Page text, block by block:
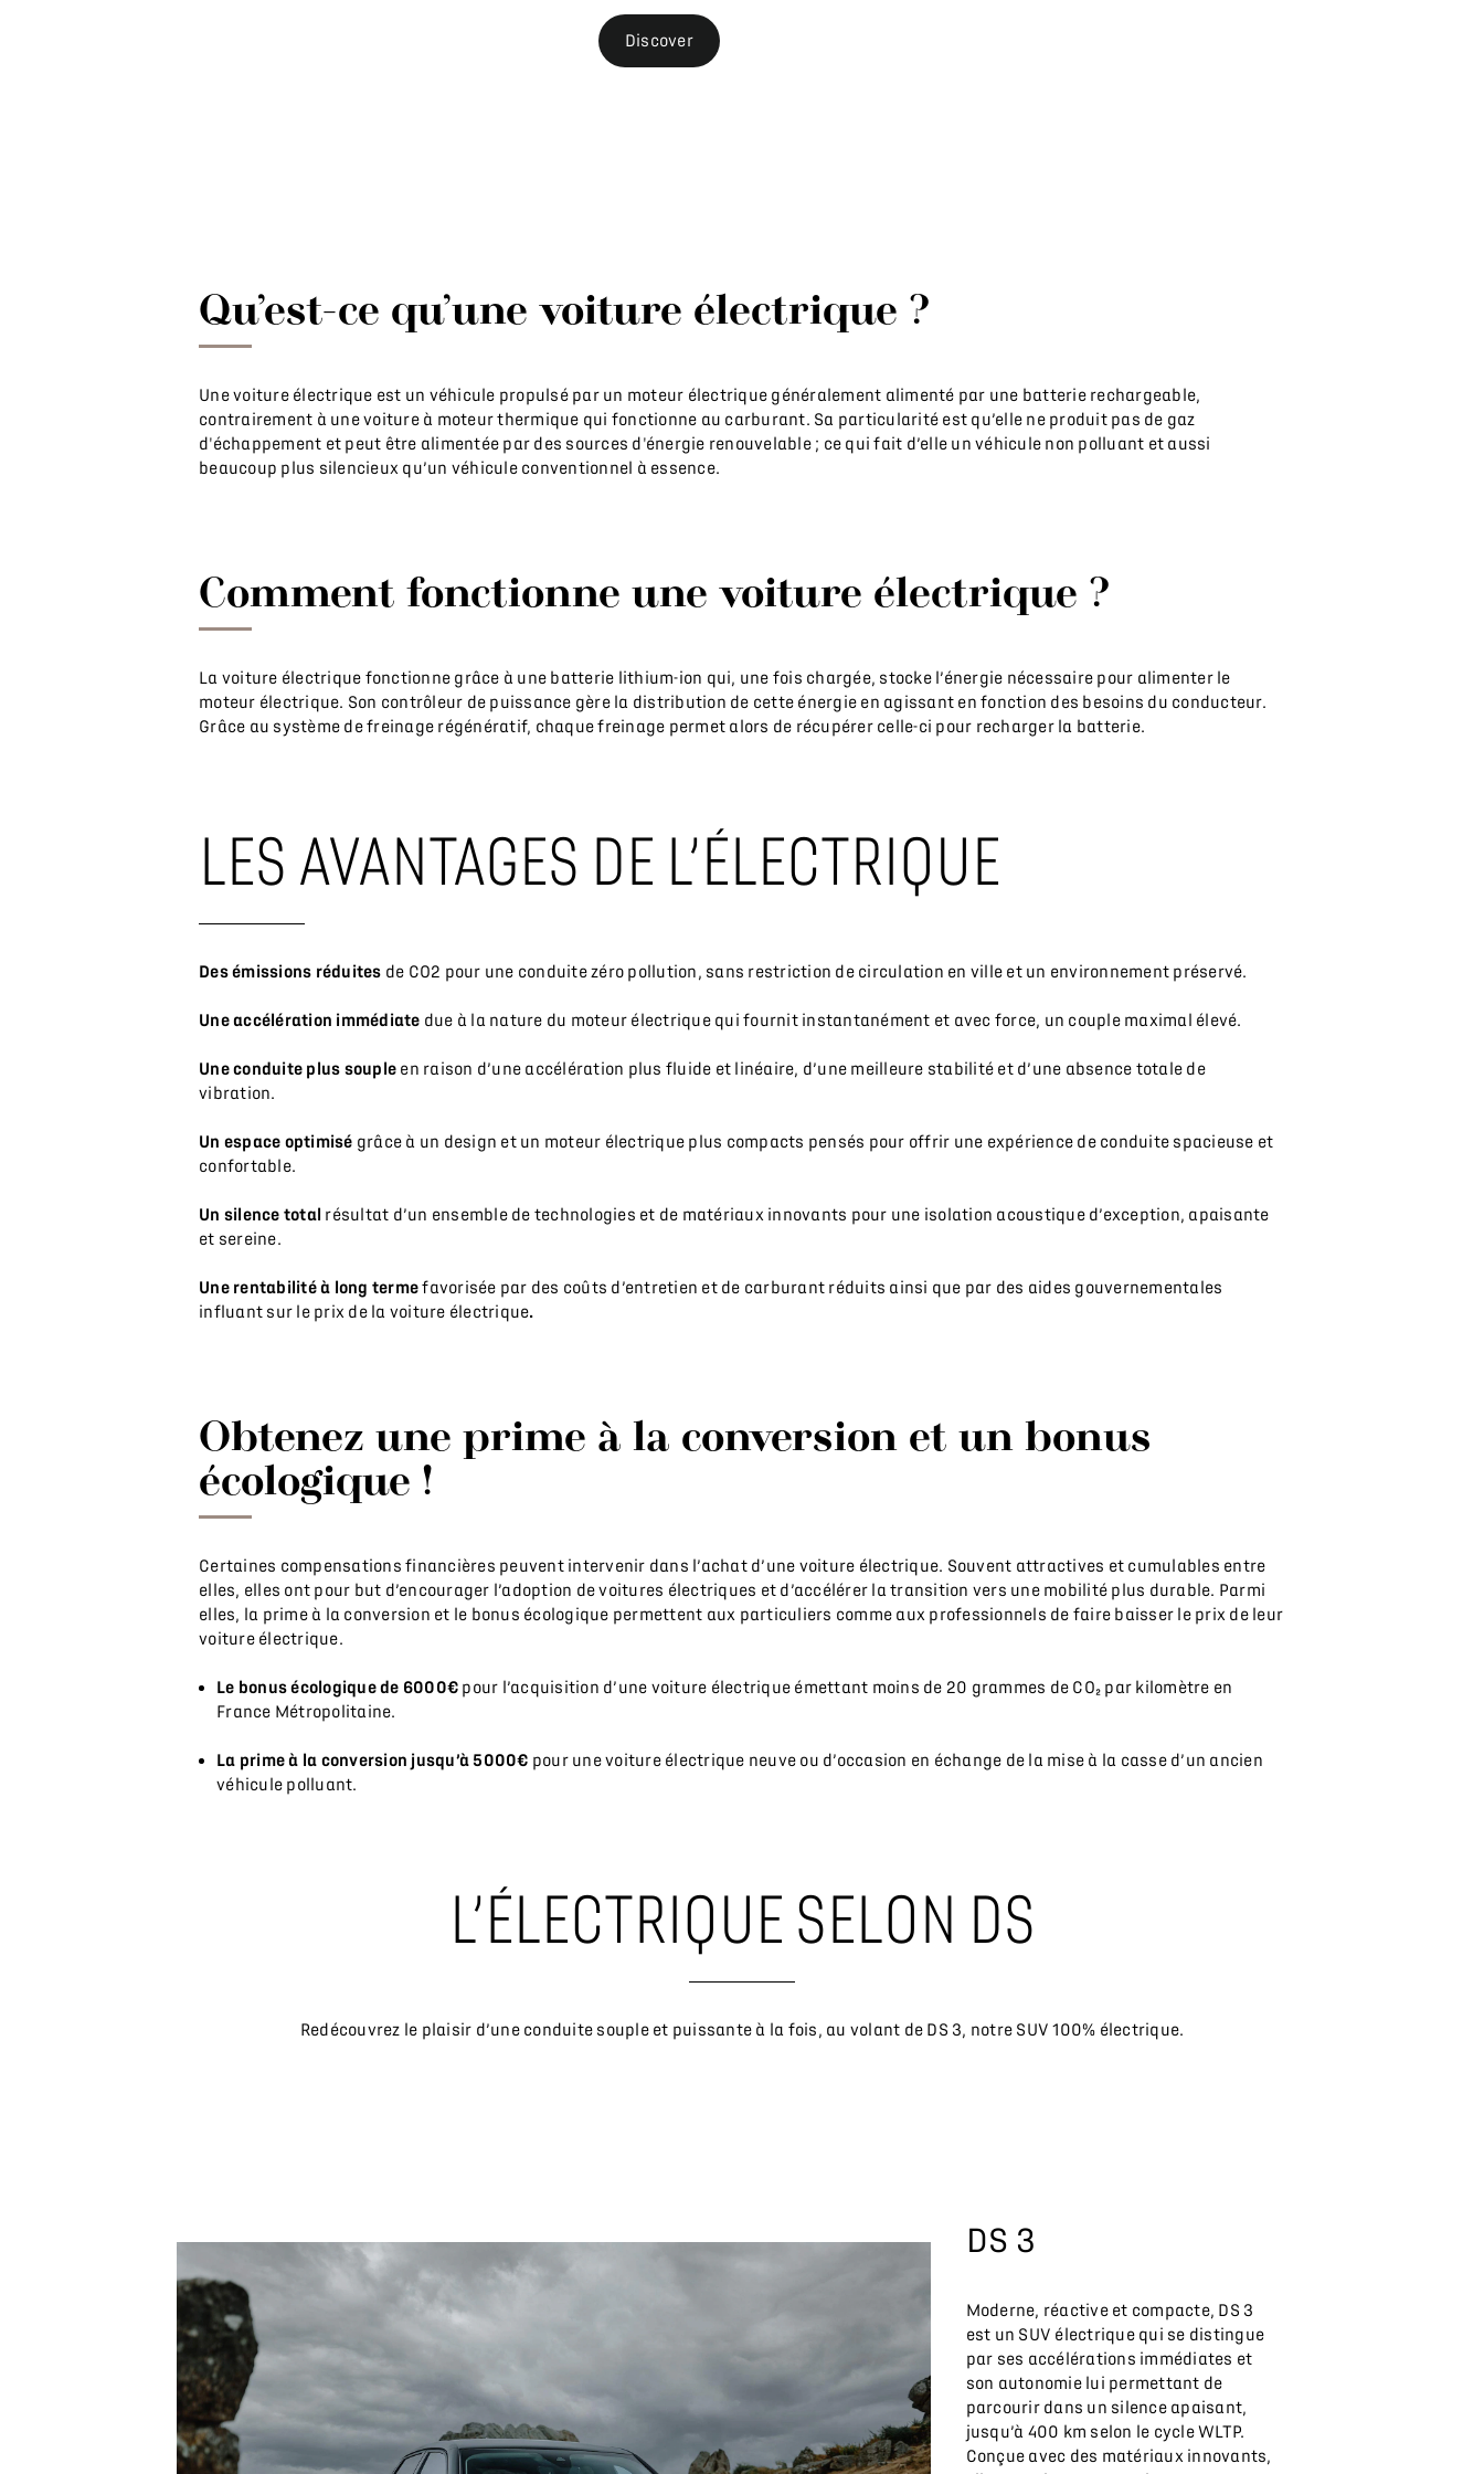
Discover
Qu’est-ce qu’une voiture électrique ?
Une voiture électrique est un véhicule propulsé par un moteur électrique généralement alimenté par une batterie rechargeable,
contrairement à une voiture à moteur thermique qui fonctionne au carburant. Sa particularité est qu’elle ne produit pas de gaz
d'échappement et peut être alimentée par des sources d'énergie renouvelable ; ce qui fait d’elle un véhicule non polluant et aussi
beaucoup plus silencieux qu’un véhicule conventionnel à essence.
Comment fonctionne une voiture électrique ?
La voiture électrique fonctionne grâce à une batterie lithium-ion qui, une fois chargée, stocke l’énergie nécessaire pour alimenter le
moteur électrique. Son contrôleur de puissance gère la distribution de cette énergie en agissant en fonction des besoins du conducteur.
Grâce au système de freinage régénératif, chaque freinage permet alors de récupérer celle-ci pour recharger la batterie.
LES AVANTAGES DE L’ÉLECTRIQUE
Des émissions réduites de CO2 pour une conduite zéro pollution, sans restriction de circulation en ville et un environnement préservé.
Une accélération immédiate due à la nature du moteur électrique qui fournit instantanément et avec force, un couple maximal élevé.
Une conduite plus souple en raison d’une accélération plus fluide et linéaire, d’une meilleure stabilité et d’une absence totale de
vibration.
Un espace optimisé grâce à un design et un moteur électrique plus compacts pensés pour offrir une expérience de conduite spacieuse et
confortable.
Un silence total résultat d’un ensemble de technologies et de matériaux innovants pour une isolation acoustique d’exception, apaisante
et sereine.
Une rentabilité à long termefavorisée par des coûts d’entretien et de carburant réduits ainsi que par des aides gouvernementales
influant sur le prix de la voiture électrique.
Obtenez une prime à la conversion et un bonus
écologique !
Certaines compensations financières peuvent intervenir dans l’achat d’une voiture électrique. Souvent attractives et cumulables entre
elles, elles ont pour but d’encourager l’adoption de voitures électriques et d’accélérer la transition vers une mobilité plus durable. Parmi
elles, la prime à la conversion et le bonus écologique permettent aux particuliers comme aux professionnels de faire baisser le prix de leur
voiture électrique.
Le bonus écologique de 6000€ pour l’acquisition d’une voiture électrique émettant moins de 20 grammes de CO₂ par kilomètre en
France Métropolitaine.
La prime à la conversion jusqu’à 5000€ pour une voiture électrique neuve ou d’occasion en échange de la mise à la casse d’un ancien
véhicule polluant.
L’ÉLECTRIQUE SELON DS
Redécouvrez le plaisir d’une conduite souple et puissante à la fois, au volant de DS 3, notre SUV 100% électrique.
DS 3
Moderne, réactive et compacte, DS 3
est un SUV électrique qui se distingue
par ses accélérations immédiates et
son autonomie lui permettant de
parcourir dans un silence apaisant,
jusqu’à 400 km selon le cycle WLTP.
Conçue avec des matériaux innovants,